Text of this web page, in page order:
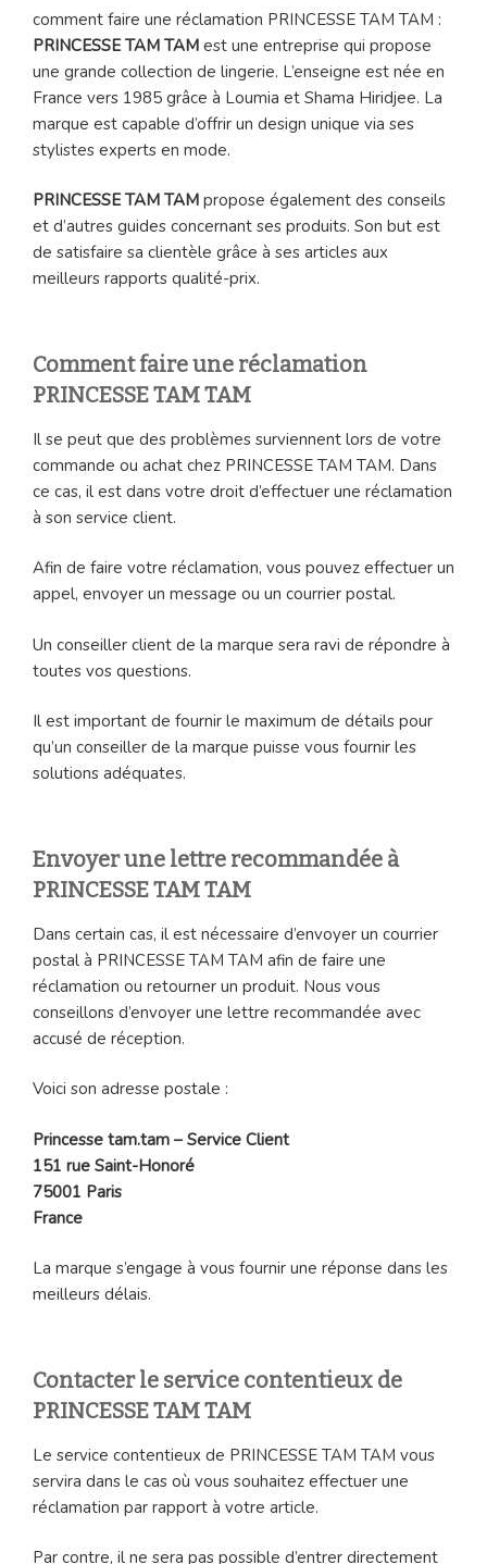
comment faire une réclamation PRINCESSE TAM TAM :
PRINCESSE TAM TAM est une entreprise qui propose
une grande collection de lingerie. L’enseigne est née en
France vers 1985 grâce à Loumia et Shama Hiridjee. La
marque est capable d’offrir un design unique via ses
stylistes experts en mode.
PRINCESSE TAM TAM propose également des conseils
et d’autres guides concernant ses produits. Son but est
de satisfaire sa clientèle grâce à ses articles aux
meilleurs rapports qualité-prix.
Comment faire une réclamation
PRINCESSE TAM TAM
Il se peut que des problèmes surviennent lors de votre
commande ou achat chez PRINCESSE TAM TAM. Dans
ce cas, il est dans votre droit d’effectuer une réclamation
à son service client.
Afin de faire votre réclamation, vous pouvez effectuer un
appel, envoyer un message ou un courrier postal.
Un conseiller client de la marque sera ravi de répondre à
toutes vos questions.
Il est important de fournir le maximum de détails pour
qu’un conseiller de la marque puisse vous fournir les
solutions adéquates.
Envoyer une lettre recommandée à
PRINCESSE TAM TAM
Dans certain cas, il est nécessaire d’envoyer un courrier
postal à PRINCESSE TAM TAM afin de faire une
réclamation ou retourner un produit. Nous vous
conseillons d’envoyer une lettre recommandée avec
accusé de réception.
Voici son adresse postale :
Princesse tam.tam – Service Client
151 rue Saint-Honoré
75001 Paris
France
La marque s’engage à vous fournir une réponse dans les
meilleurs délais.
Contacter le service contentieux de
PRINCESSE TAM TAM
Le service contentieux de PRINCESSE TAM TAM vous
servira dans le cas où vous souhaitez effectuer une
réclamation par rapport à votre article.
Par contre, il ne sera pas possible d’entrer directement